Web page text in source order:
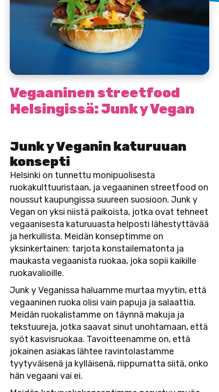
Vegaaninen streetfood
Helsingissä: Junk y Vegan
Junk y Veganin katuruuan
konsepti
Helsinki on tunnettu monipuolisesta
ruokakulttuuristaan, ja vegaaninen streetfood on
noussut kaupungissa suureen suosioon. Junk y
Vegan on yksi niistä paikoista, jotka ovat tehneet
vegaanisesta katuruuasta helposti lähestyttävää
ja herkullista. Meidän konseptimme on
yksinkertainen: tarjota konstailematonta ja
maukasta vegaanista ruokaa, joka sopii kaikille
ruokavalioille.
Junk y Veganissa haluamme murtaa myytin, että
vegaaninen ruoka olisi vain papuja ja salaattia.
Meidän ruokalistamme on täynnä makuja ja
tekstuureja, jotka saavat sinut unohtamaan, että
syöt kasvisruokaa. Tavoitteenamme on, että
jokainen asiakas lähtee ravintolastamme
tyytyväisenä ja kylläisenä, riippumatta siitä, onko
hän vegaani vai ei.